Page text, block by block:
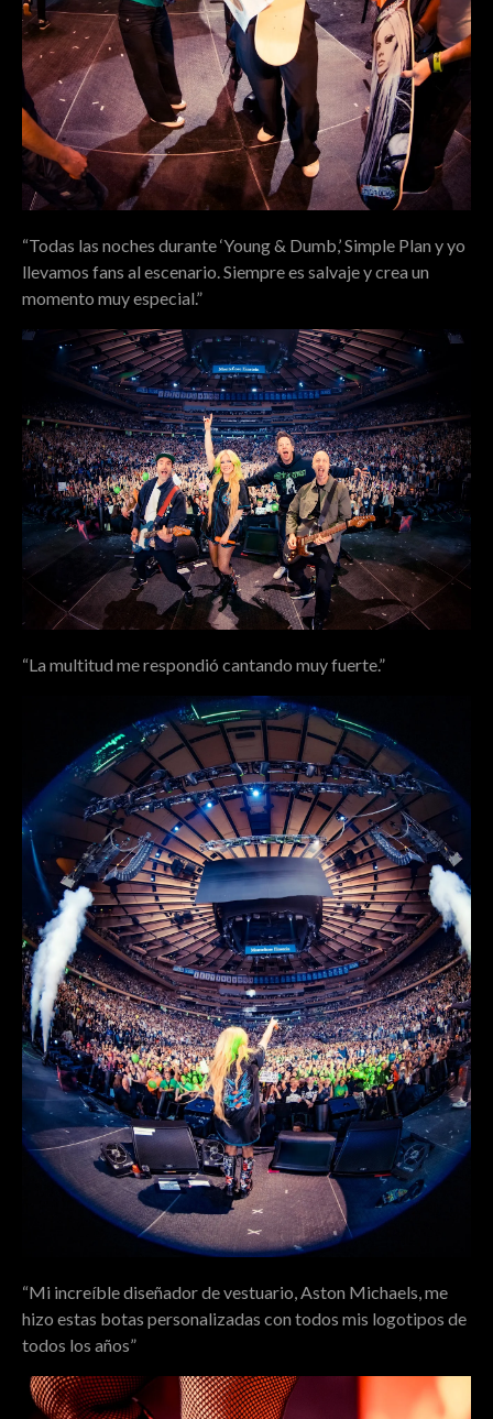
“Todas las noches durante ‘Young & Dumb,’ Simple Plan y yo
llevamos fans al escenario. Siempre es salvaje y crea un
momento muy especial.”
“La multitud me respondió cantando muy fuerte.”
“Mi increíble diseñador de vestuario, Aston Michaels, me
hizo estas botas personalizadas con todos mis logotipos de
todos los años”